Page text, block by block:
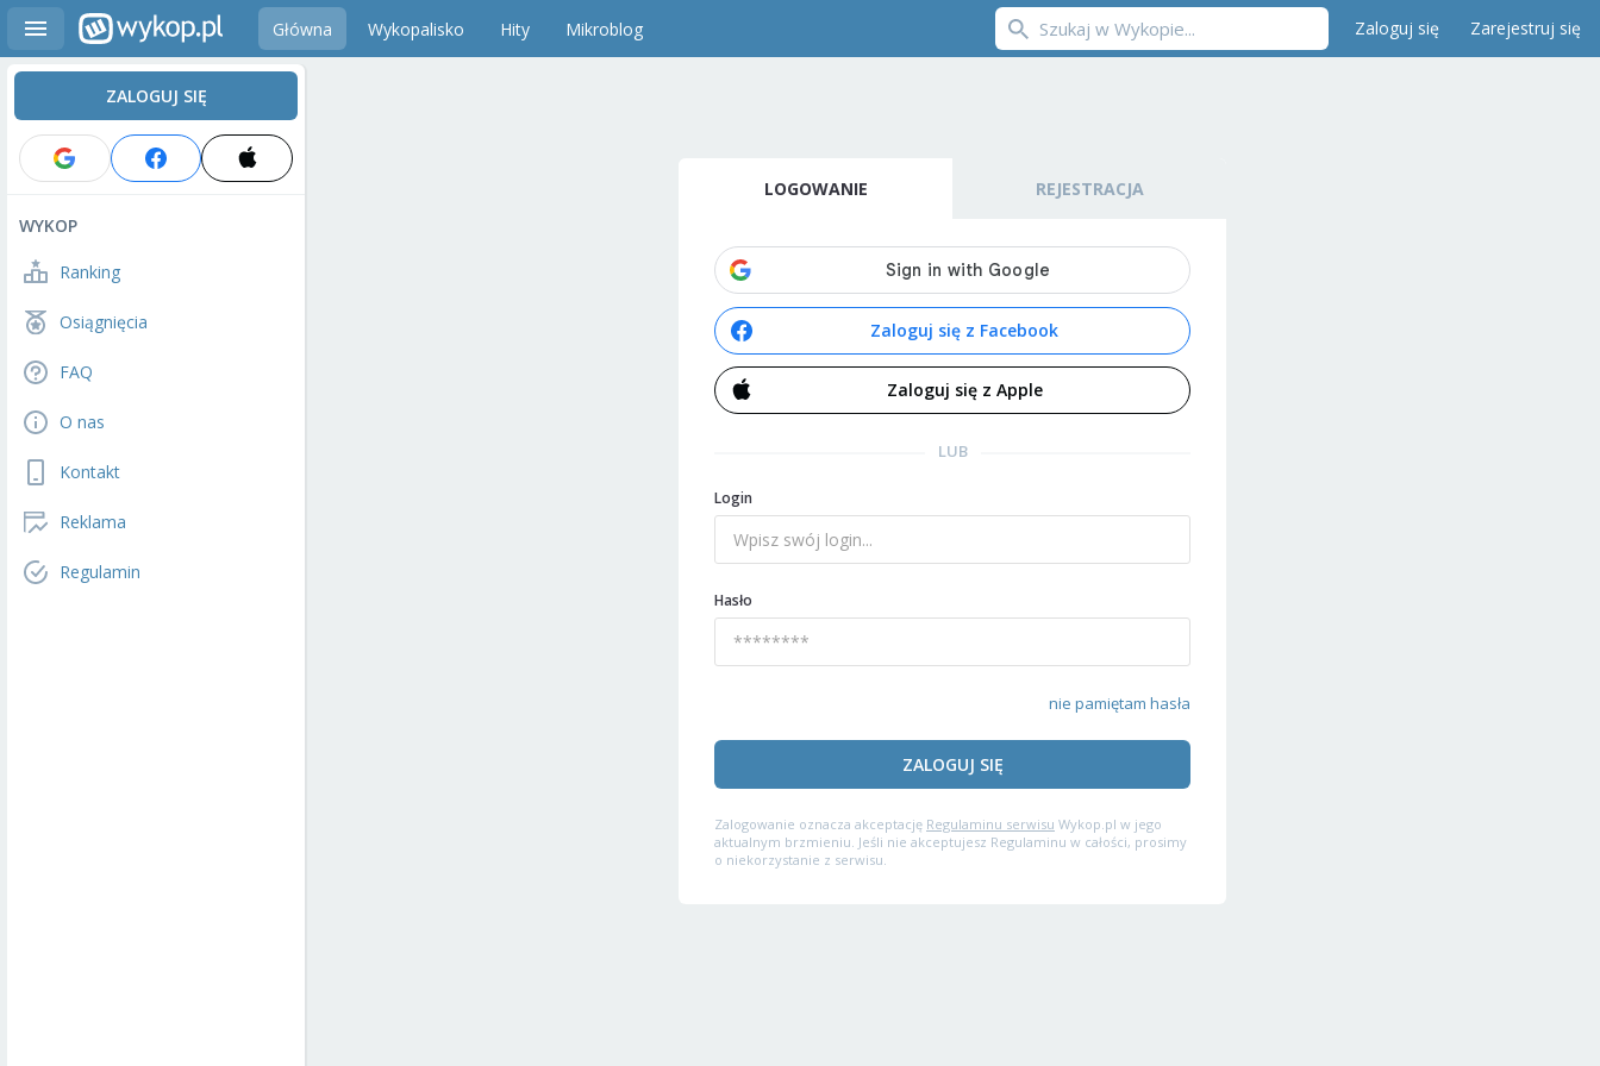
Główna Wykopalisko Hity Mikroblog Zaloguj się Zarejestruj się
ZALOGUJ SIĘ
WYKOP
Ranking
Osiągnięcia
FAQ
O nas
Kontakt
Reklama
Regulamin
LOGOWANIE REJESTRACJA
Zaloguj się z Facebook
Zaloguj się z Apple
LUB
Login
Hasło
nie pamiętam hasła
ZALOGUJ SIĘ
Zalogowanie oznacza akceptację Regulaminu serwisu Wykop.pl w jego
aktualnym brzmieniu. Jeśli nie akceptujesz Regulaminu w całości, prosimy
o niekorzystanie z serwisu.